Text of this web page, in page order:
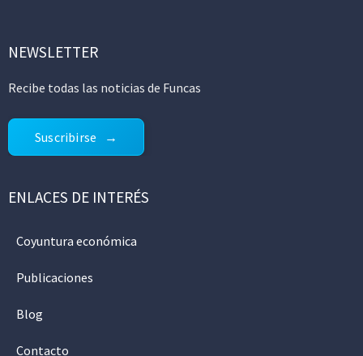
NEWSLETTER
Recibe todas las noticias de Funcas
Suscribirse
ENLACES DE INTERÉS
Coyuntura económica
Publicaciones
Blog
Contacto